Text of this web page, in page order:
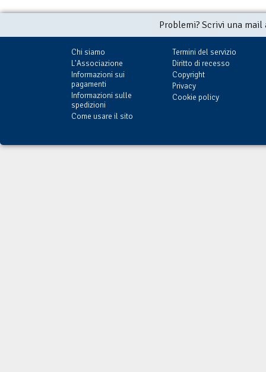
Problemi? Scrivi una
Chi siamo
L'Associazione
Informazioni sui
pagamenti
Informazioni sulle
spedizioni
Come usare il sito
Termini del servizio
Diritto di recesso
Copyright
Privacy
Cookie policy